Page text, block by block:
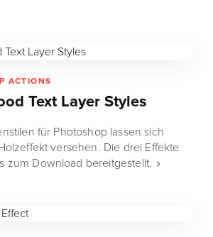
ACTIONS
Text Layer Styles
für Photoshop lassen sich
versehen. Die drei Effekte
zum Download bereitgestellt.